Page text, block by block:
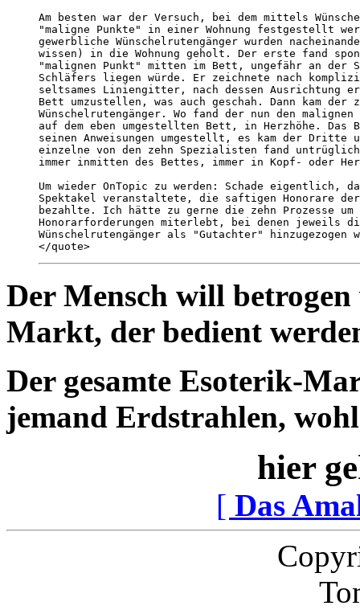
Am besten war der Versuch, bei dem mittels
"maligne Punkte" in einer Wohnung festgestellt
gewerbliche Wünschelrutengänger wurden
wissen) in die Wohnung geholt. Der erste fand
"malignen Punkt" mitten im Bett, ungefähr an der
Schläfers liegen würde. Er zeichnete nach
seltsames Liniengitter, nach dessen Ausrichtung
Bett umzustellen, was auch geschah. Dann kam der
Wünschelrutengänger. Wo fand der nun den
auf dem eben umgestellten Bett, in Herzhöhe. Das
seinen Anweisungen umgestellt, es kam der
einzelne von den zehn Spezialisten fand
immer inmitten des Bettes, immer in Kopf- oder
Um wieder OnTopic zu werden: Schade eigentlich,
Spektakel veranstaltete, die saftigen Honorare der
bezahlte. Ich hätte zu gerne die zehn Prozesse um
Honorarforderungen miterlebt, bei denen jeweils
Wünschelrutengänger als "Gutachter" hinzugezogen
Der Mensch will
Markt, der bedient
Der gesamte Esoterik-
jemand Erdstrahlen,
hier
[ Das